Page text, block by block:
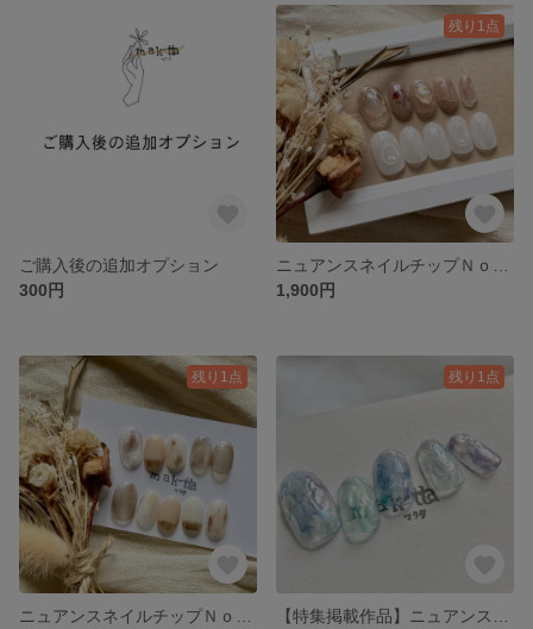
ご購入後の追加オプション
300円
残り1点
1,900円
残り1点 残り1点